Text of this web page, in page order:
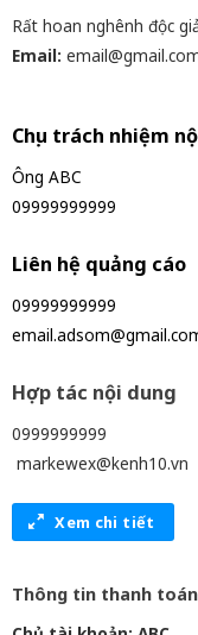
Rất hoan nghênh độc
Email:
Chịu trách nhiệm
Ông ABC
09999999999
Liên hệ quảng cáo
09999999999
Hợp tác nội dung
0999999999
markewex@kenh10.vn
Xem chi tiết
Thông tin thanh